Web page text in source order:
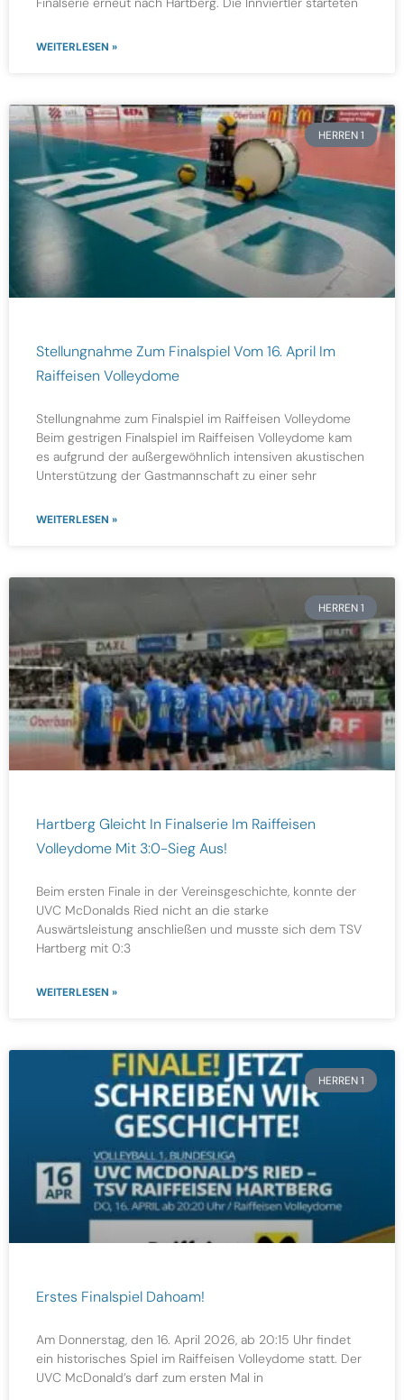
WEITERLESEN »
HERREN 1
Stellungnahme Zum Finalspiel Vom 16. April Im
Raiffeisen Volleydome
Stellungnahme zum Finalspiel im Raiffeisen Volleydome
Beim gestrigen Finalspiel im Raiffeisen Volleydome kam
es aufgrund der außergewöhnlich intensiven akustischen
Unterstützung der Gastmannschaft zu einer sehr
WEITERLESEN »
HERREN 1
Hartberg Gleicht In Finalserie Im Raiffeisen
Volleydome Mit 3:0-Sieg Aus!
Beim ersten Finale in der Vereinsgeschichte, konnte der
UVC McDonalds Ried nicht an die starke
Auswärtsleistung anschließen und musste sich dem TSV
Hartberg mit 0:3
WEITERLESEN »
HERREN 1
Erstes Finalspiel Dahoam!
Am Donnerstag, den 16. April 2026, ab 20:15 Uhr findet
ein historisches Spiel im Raiffeisen Volleydome statt. Der
UVC McDonald’s darf zum ersten Mal in